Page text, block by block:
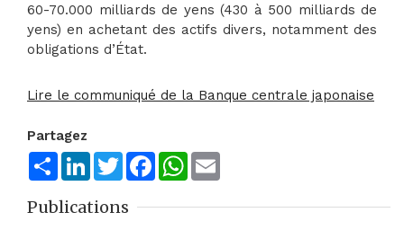
60-70.000 milliards de yens (430 à 500 milliards de
yens) en achetant des actifs divers, notamment des
obligations d’État.
Lire le communiqué de la Banque centrale japonaise
Partagez
ShareLinkedInTwitterFacebookWhatsApp
Publications